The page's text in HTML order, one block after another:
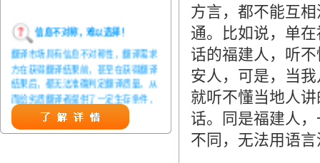
翻译市场具有信息不对称性，翻译需求
方在获得翻译结果前，甚至在获得翻译
结果后，都无法准确判定翻译质量。从
而给劣质翻译者提供了一定生存条件，
造成翻译市场鱼龙混杂，难以选择。
方言，都不能互
通。比如说，单
话的福建人，听
安人，可是，当
就听不懂当地人
话。同是福建人
不同，无法用语